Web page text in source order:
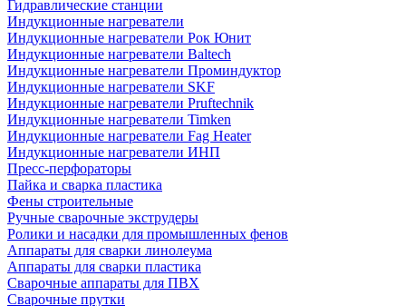
Гидравлические станции
Индукционные нагреватели
Индукционные нагреватели Рок Юнит
Индукционные нагреватели Baltech
Индукционные нагреватели Проминдуктор
Индукционные нагреватели SKF
Индукционные нагреватели Pruftechnik
Индукционные нагреватели Timken
Индукционные нагреватели Fag Heater
Индукционные нагреватели ИНП
Пресс-перфораторы
Пайка и сварка пластика
Фены строительные
Ручные сварочные экструдеры
Ролики и насадки для промышленных фенов
Аппараты для сварки линолеума
Аппараты для сварки пластика
Сварочные аппараты для ПВХ
Сварочные прутки